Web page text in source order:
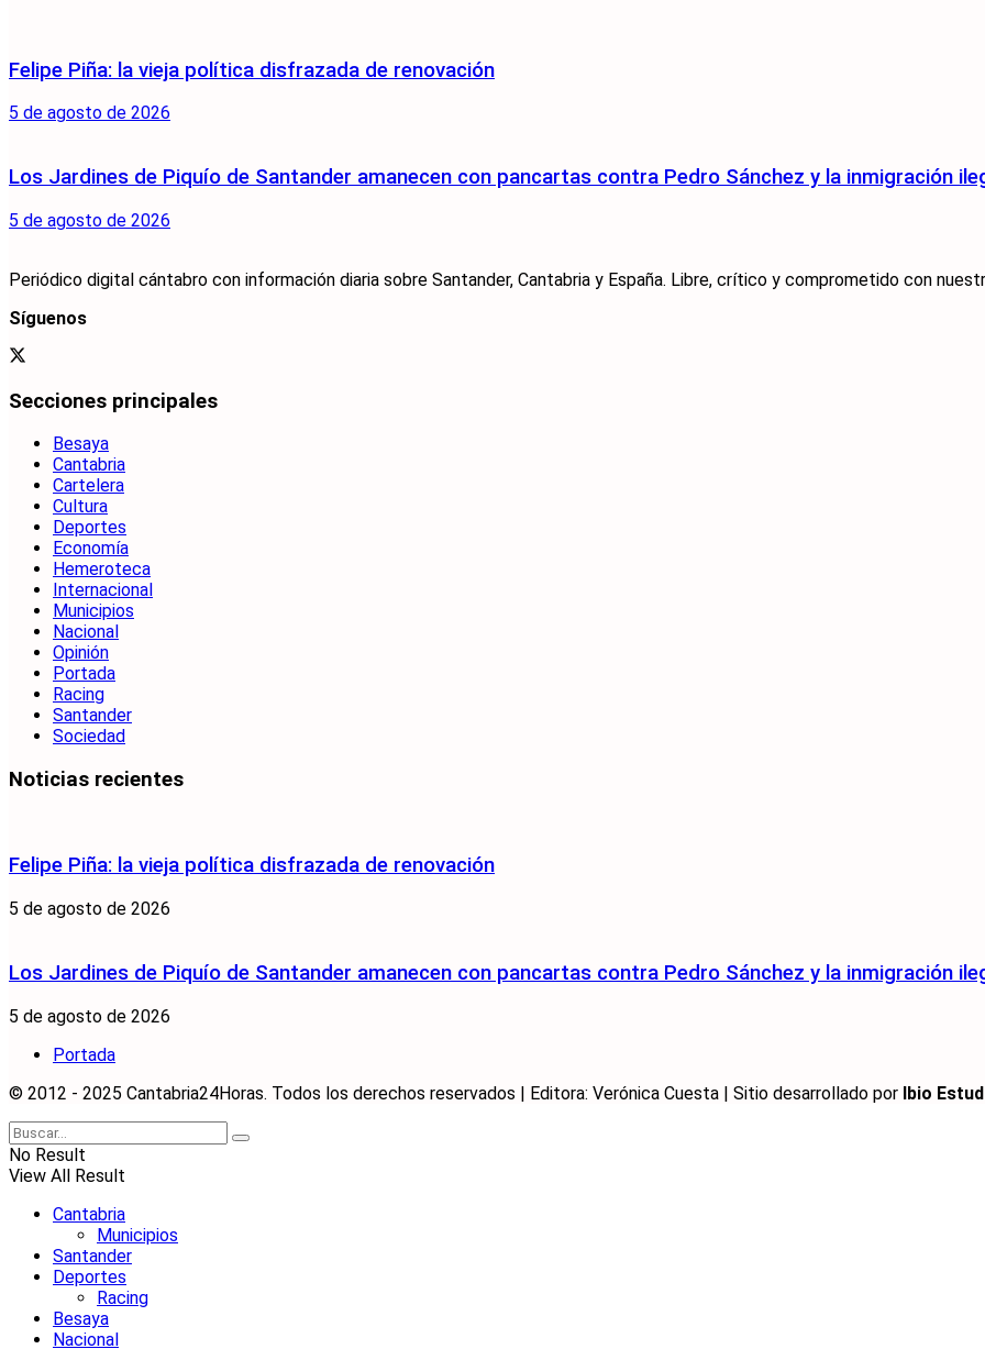
Felipe Piña: la vieja política disfrazada de renovación
5 de agosto de 2026
Los Jardines de Piquío de Santander amanecen con pancartas contra Pedro Sánchez y la inmigración
5 de agosto de 2026
Periódico digital cántabro con información diaria sobre Santander, Cantabria y España. Libre, crítico y comprometido con
Síguenos
Secciones principales
Besaya
Cantabria
Cartelera
Cultura
Deportes
Economía
Hemeroteca
Internacional
Municipios
Nacional
Opinión
Portada
Racing
Santander
Sociedad
Noticias recientes
Felipe Piña: la vieja política disfrazada de renovación
5 de agosto de 2026
Los Jardines de Piquío de Santander amanecen con pancartas contra Pedro Sánchez y la inmigración
5 de agosto de 2026
Portada
© 2012 - 2025 Cantabria24Horas. Todos los derechos reservados | Editora: Verónica Cuesta | Sitio desarrollado por Ibio
No Result
View All Result
Cantabria
Municipios
Santander
Deportes
Racing
Besaya
Nacional